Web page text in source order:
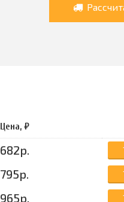
Цена, ₽
682р.
795р.
965р.